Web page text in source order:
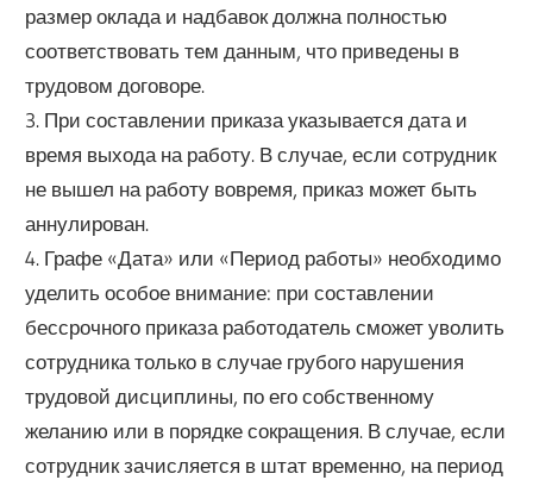
размер оклада и надбавок должна полностью
соответствовать тем данным, что приведены в
трудовом договоре.
3. При составлении приказа указывается дата и
время выхода на работу. В случае, если сотрудник
не вышел на работу вовремя, приказ может быть
аннулирован.
4. Графе «Дата» или «Период работы» необходимо
уделить особое внимание: при составлении
бессрочного приказа работодатель сможет уволить
сотрудника только в случае грубого нарушения
трудовой дисциплины, по его собственному
желанию или в порядке сокращения. В случае, если
сотрудник зачисляется в штат временно, на период